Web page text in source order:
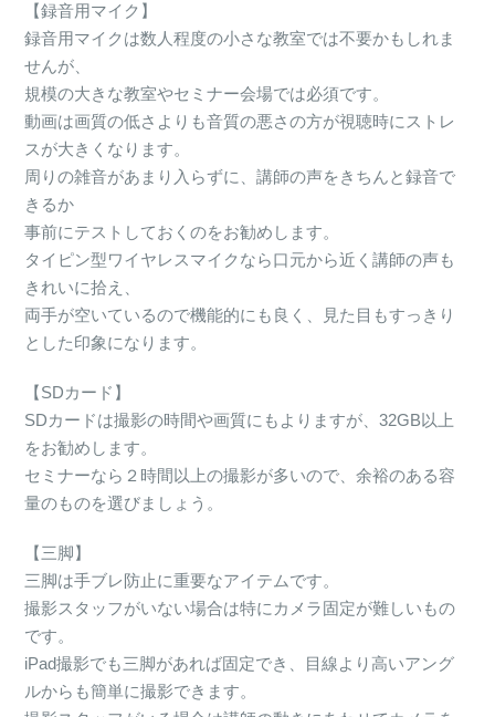
【録音用マイク】
録音用マイクは数人程度の小さな教室では不要かもしれま
せんが、
規模の大きな教室やセミナー会場では必須です。
動画は画質の低さよりも音質の悪さの方が視聴時にストレ
スが大きくなります。
周りの雑音があまり入らずに、講師の声をきちんと録音で
きるか
事前にテストしておくのをお勧めします。
タイピン型ワイヤレスマイクなら口元から近く講師の声も
きれいに拾え、
両手が空いているので機能的にも良く、見た目もすっきり
とした印象になります。
【SDカード】
SDカードは撮影の時間や画質にもよりますが、32GB以上
をお勧めします。
セミナーなら２時間以上の撮影が多いので、余裕のある容
量のものを選びましょう。
【三脚】
三脚は手ブレ防止に重要なアイテムです。
撮影スタッフがいない場合は特にカメラ固定が難しいもの
です。
iPad撮影でも三脚があれば固定でき、目線より高いアング
ルからも簡単に撮影できます。